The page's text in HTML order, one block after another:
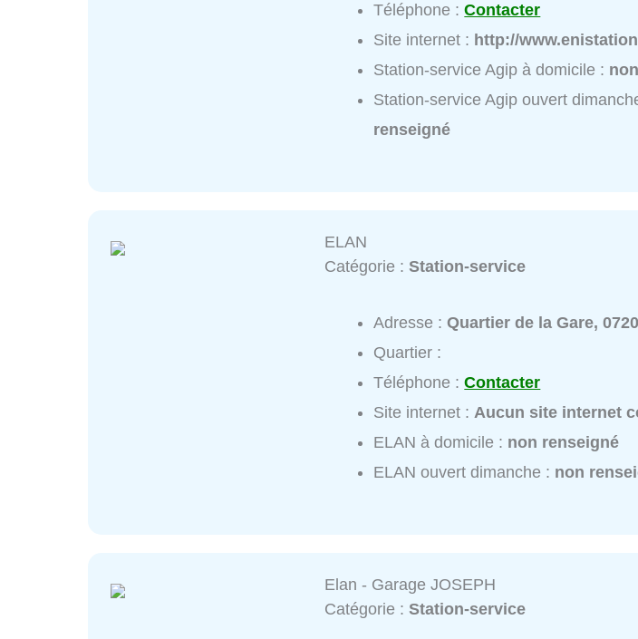
Téléphone :Contacter
Site internet : http://
Station-service Agip à domicile :
Station-service Agip ouvert
renseigné
ELAN
Catégorie :Station-service
Adresse :Quartier de la Gare,
Quartier :
Téléphone :Contacter
Site internet : Aucun site internet
ELAN à domicile : non renseigné
ELAN ouvert dimanche : non
Elan - Garage JOSEPH
Catégorie :Station-service